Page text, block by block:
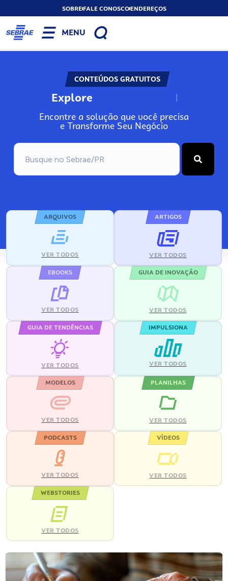
SOBREFALE CONOSCOENDEREÇOS
MENU
CONTEÚDOS GRATUITOS
Explore N
Encontre a solução que você precisa
e Transforme Seu Negócio
ARQUIVOS
VER TODOS
ARTIGOS
VER TODOS
EBOOKS
VER TODOS
GUIA DE INOVAÇÃO
VER TODOS
GUIA DE TENDÊNCIAS
VER TODOS
IMPULSIONA
VER TODOS
MODELOS
VER TODOS
PLANILHAS
VER TODOS
PODCASTS
VER TODOS
VÍDEOS
VER TODOS
WEBSTORIES
VER TODOS